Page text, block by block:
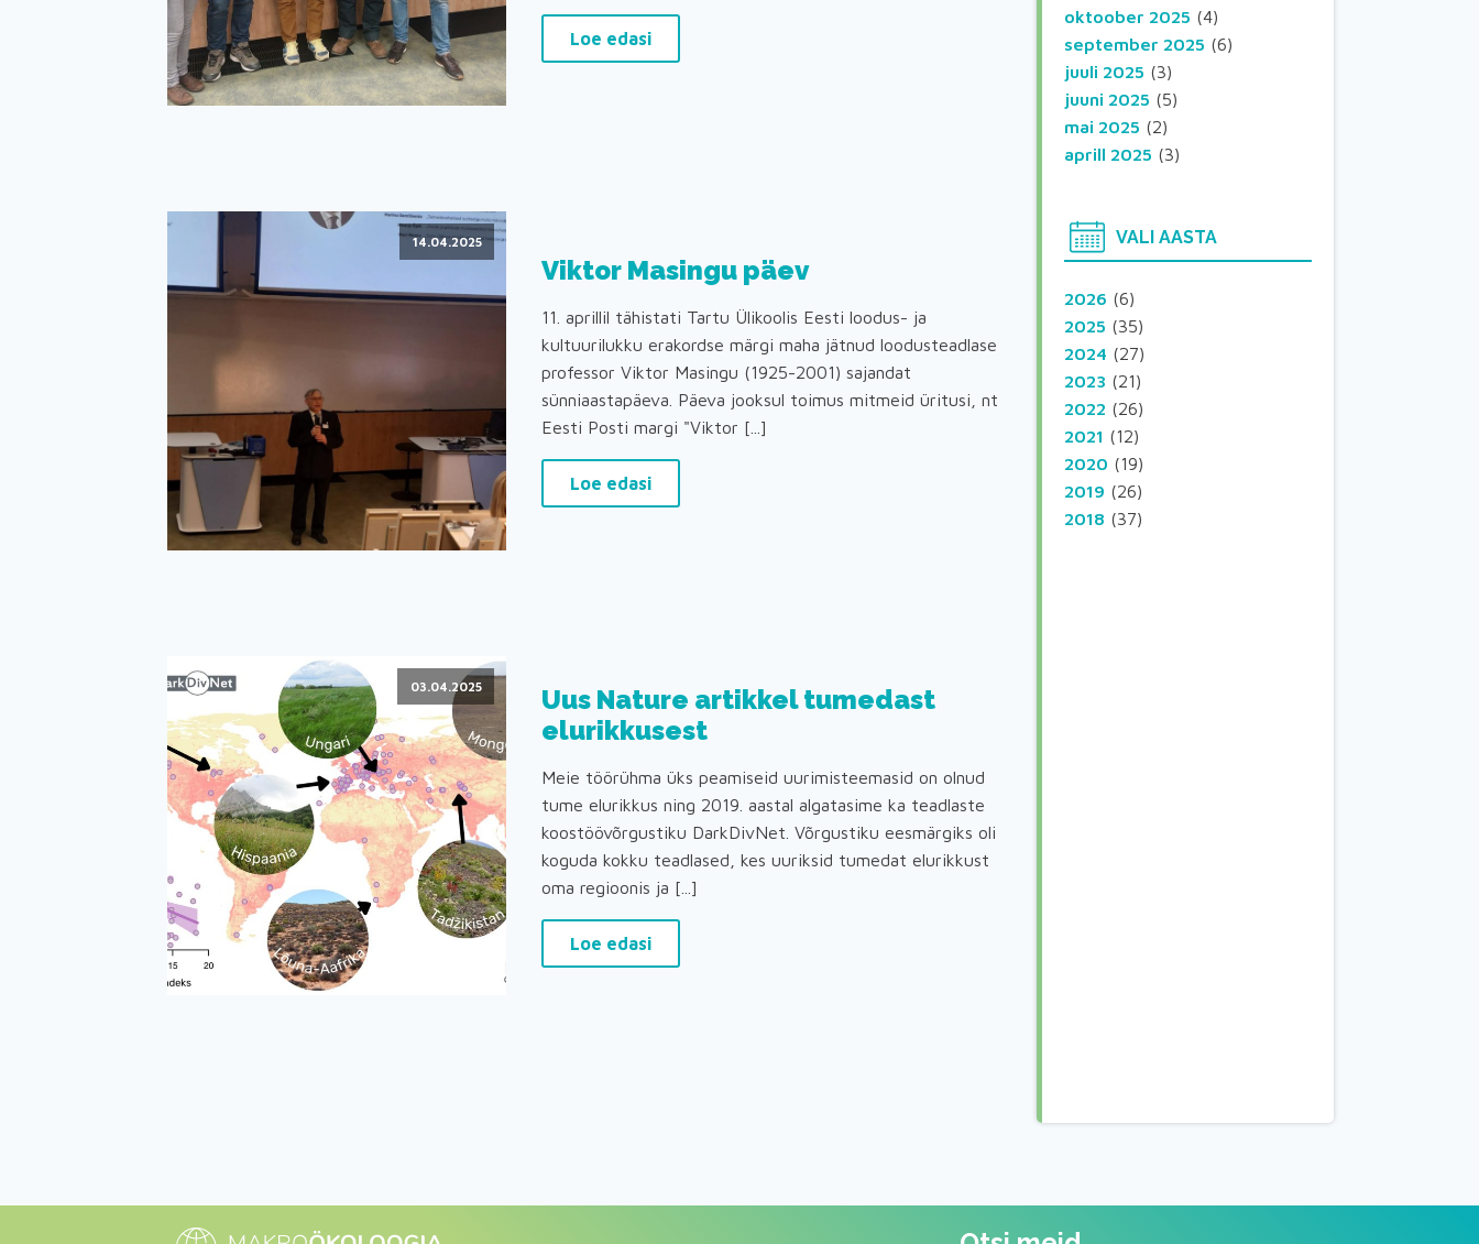
Loe edasi
14.04.2025
Viktor Masingu päev
11. aprillil tähistati Tartu Ülikoolis Eesti loodus- ja
kultuurilukku erakordse märgi maha jätnud loodusteadlase
professor Viktor Masingu (1925-2001) sajandat
sünniaastapäeva. Päeva jooksul toimus mitmeid üritusi, nt
Eesti Posti margi "Viktor [...]
Loe edasi
03.04.2025
Uus Nature artikkel tumedast
elurikkusest
Meie töörühma üks peamiseid uurimisteemasid on olnud
tume elurikkus ning 2019. aastal algatasime ka teadlaste
koostöövõrgustiku DarkDivNet. Võrgustiku eesmärgiks oli
koguda kokku teadlased, kes uuriksid tumedat elurikkust
oma regioonis ja [...]
Loe edasi
oktoober 2025 (4)
september 2025 (6)
juuli 2025 (3)
juuni 2025 (5)
mai 2025 (2)
aprill 2025 (3)
VALI AASTA
2026 (6)
2025 (35)
2024 (27)
2023 (21)
2022 (26)
2021 (12)
2020 (19)
2019 (26)
2018 (37)